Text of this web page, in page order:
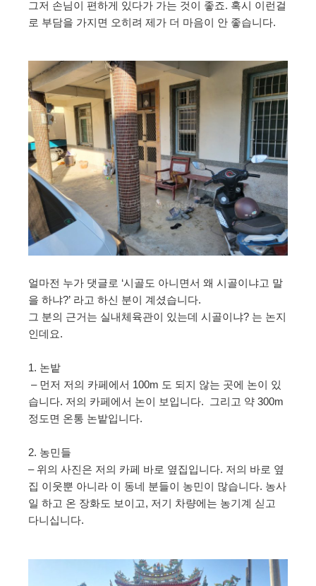
그저 손님이 편하게 있다가 가는 것이 좋죠. 혹시 이런걸
로 부담을 가지면 오히려 제가 더 마음이 안 좋습니다.
얼마전 누가 댓글로 ‘시골도 아니면서 왜 시골이냐고 말
을 하냐?’ 라고 하신 분이 계셨습니다.
그 분의 근거는 실내체육관이 있는데 시골이냐? 는 논지
인데요.
1. 논밭
– 먼저 저의 카페에서 100m 도 되지 않는 곳에 논이 있
습니다. 저의 카페에서 논이 보입니다. 그리고 약 300m
정도면 온통 논밭입니다.
2. 농민들
– 위의 사진은 저의 카페 바로 옆집입니다. 저의 바로 옆
집 이웃뿐 아니라 이 동네 분들이 농민이 많습니다. 농사
일 하고 온 장화도 보이고, 저기 차량에는 농기계 싣고
다니십니다.